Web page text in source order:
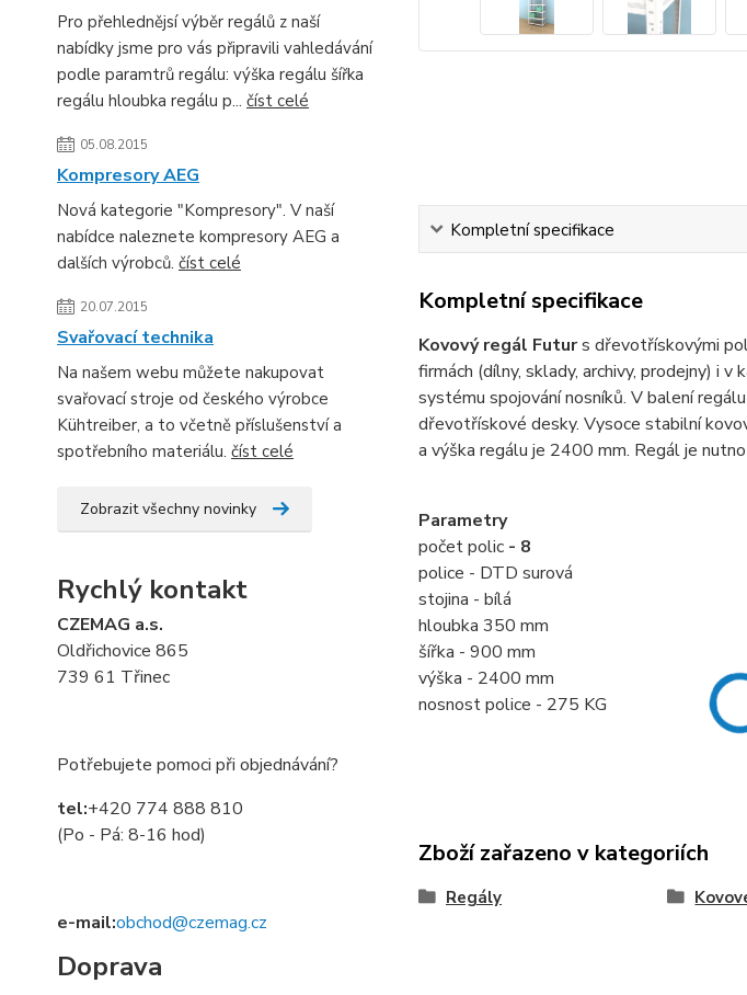
Pro přehlednějsí výběr regálů z naší
nabídky jsme pro vás připravili vahledávání
podle paramtrů regálu: výška regálu šířka
regálu hloubka regálu p... číst celé
05.08.2015
Kompresory AEG
Nová kategorie "Kompresory". V naší
nabídce naleznete kompresory AEG a
dalších výrobců. číst celé
20.07.2015
Svařovací technika
Na našem webu můžete nakupovat
svařovací stroje od českého výrobce
Kühtreiber, a to včetně příslušenství a
spotřebního materiálu. číst celé
Zobrazit všechny novinky
Rychlý kontakt
CZEMAG a.s.
Oldřichovice 865
739 61 Třinec
Potřebujete pomoci při objednávání?
tel:+420 774 888 810
(Po - Pá: 8-16 hod)
e-mail:obchod@czemag.cz
Doprava
Kompletní specifikace
Kompletní specifikace
Kovový regál Futurs dřevotřískovými
firmách (dílny, sklady, archivy, prodejny) i
systému spojování nosníků. V balení
dřevotřískové desky. Vysoce stabilní
a výška regálu je 2400 mm. Regál je
Parametry
počet polic- 8
police - DTD surová
stojina - bílá
hloubka 350 mm
šířka - 900 mm
výška - 2400 mm
nosnost police - 275 KG
Zboží zařazeno v kategoriích
Regály